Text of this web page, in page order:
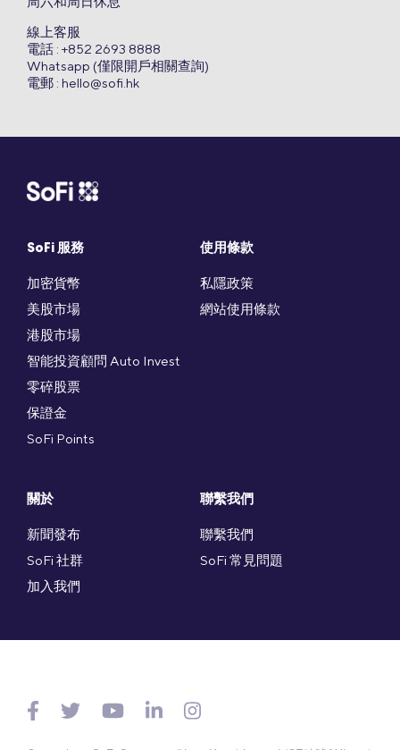
SoFi 服務
加密貨幣
美股市場
港股市場
智能投資顧問 Auto Invest
零碎股票
保證金
SoFi Points
使用條款
私隱政策
網站使用條款
關於
新聞發布
SoFi 社群
加入我們
聯繫我們
聯繫我們
SoFi 常見問題
線上客服
電話 : +852 2693 8888
Whatsapp (僅限開戶相關查詢)
電郵 : hello@sofi.hk